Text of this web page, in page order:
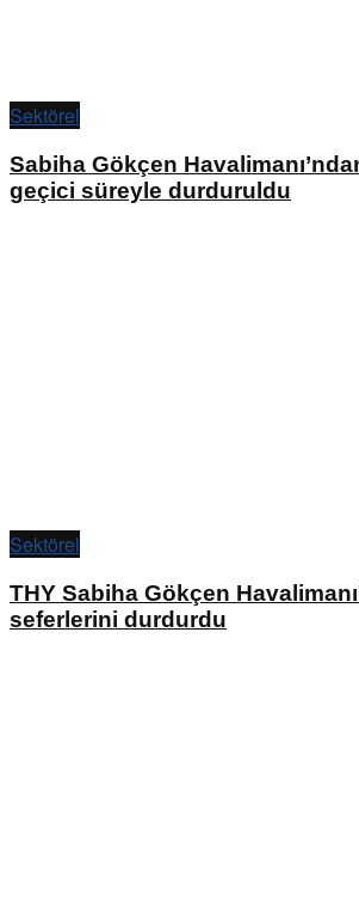
Sektörel
Sabiha Gökçen
geçici süreyle durduruldu
Sektörel
THY Sabiha Gökçen
seferlerini durdurdu